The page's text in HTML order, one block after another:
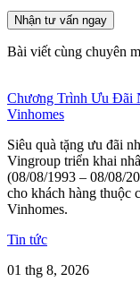
Nhận tư vấn ngay
Bài viết cùng chuyên
Chương Trình Ưu Đãi
Vinhomes
Siêu quà tặng ưu đãi
Vingroup triển khai
(08/08/1993 – 08/08/
cho khách hàng thuộc
Vinhomes.
Tin tức
01 thg 8, 2026